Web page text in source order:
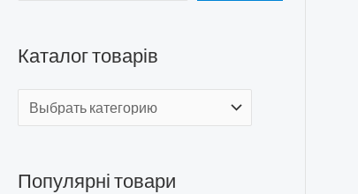
Каталог товарів
Популярні товари